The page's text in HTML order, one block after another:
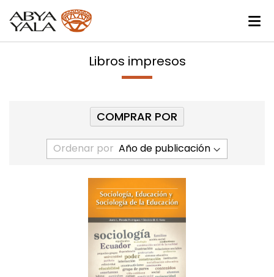
Libros impresos
Ordenar por
COMPRAR POR